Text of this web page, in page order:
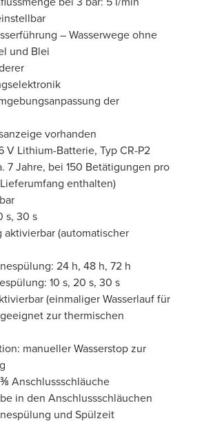
– Wasserwege ohne
und Blei
der
vorhanden
V Lithium-Batterie, Typ CR-P2
7 Jahre, bei 150 Betätigungen pro
enthalten)
s, 30 s
(automatischer
24 h, 48 h, 72 h
10 s, 20 s, 30 s
(einmaliger Wasserlauf für
zur thermischen
manueller Wasserstop zur
Anschlussschläuche
in den Anschlussschläuchen
und Spülzeit